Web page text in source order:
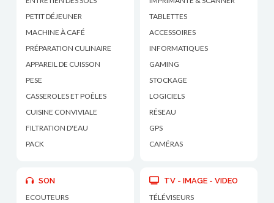
PETIT DÉJEUNER
MACHINE À CAFÉ
PRÉPARATION CULINAIRE
APPAREIL DE CUISSON
PESE
CASSEROLES ET POÊLES
CUISINE CONVIVIALE
FILTRATION D'EAU
PACK
TABLETTES
ACCESSOIRES
INFORMATIQUES
GAMING
STOCKAGE
LOGICIELS
RÉSEAU
GPS
CAMÉRAS
SON
ECOUTEURS
TV - IMAGE - VIDEO
TÉLÉVISEURS